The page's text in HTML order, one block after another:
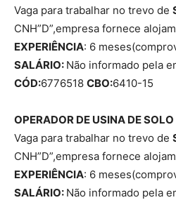
Vaga para trabalhar no trevo de
CNH”D”,empresa fornece
EXPERIÊNCIA: 6
SALÁRIO: Não informado pela
CÓD:6776518 CBO:6410-15
OPERADOR DE USINA DE
Vaga para trabalhar no trevo de
CNH”D”,empresa fornece
EXPERIÊNCIA: 6
SALÁRIO: Não informado pela